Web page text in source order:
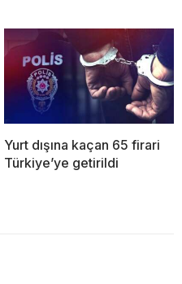
Yurt dışına kaçan 65 firari
Türkiye’ye getirildi